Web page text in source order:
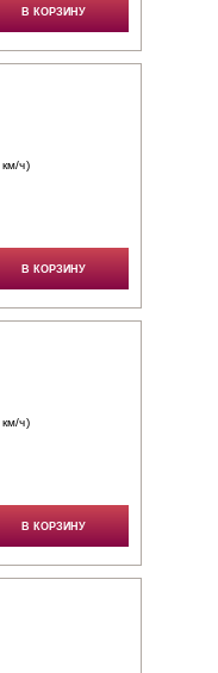
В КОРЗИНУ
ч)
В КОРЗИНУ
ч)
В КОРЗИНУ